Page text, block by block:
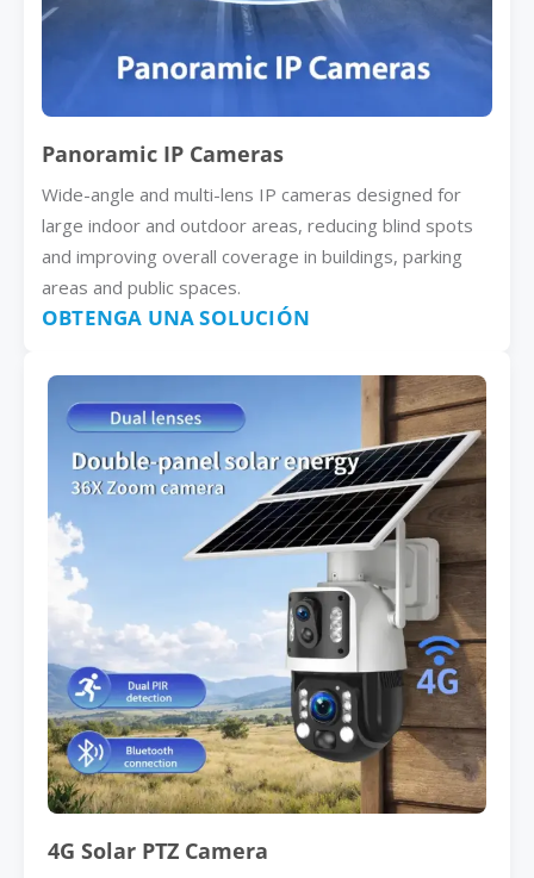
Panoramic IP Cameras
Wide-angle and multi-lens IP cameras designed for
large indoor and outdoor areas, reducing blind spots
and improving overall coverage in buildings, parking
areas and public spaces.
OBTENGA UNA SOLUCIÓN
4G Solar PTZ Camera